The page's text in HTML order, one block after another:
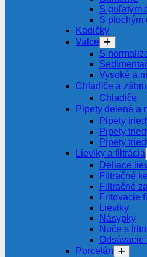
S guľatým
S plochým
Kadičky
Valce
S
Vysoké a
Chladiče a
Chladiče
Pipety delené a
Pipety
Pipety
Pipety
Lieviky a filtrácia
Deliace
Filtračné
Filtračné
Fritovacie
Lieviky
Násypky
Nuče s
Odsávacie
Porcelán